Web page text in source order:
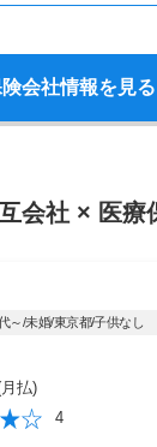
会社情報を見る
会社 × 医療
～/未婚/東京都/子供なし
払)
4